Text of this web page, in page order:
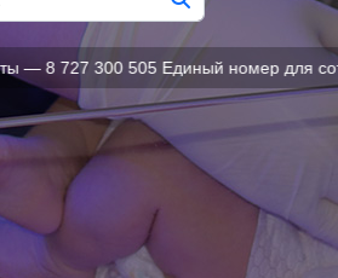
727 300 505 Единый номер для